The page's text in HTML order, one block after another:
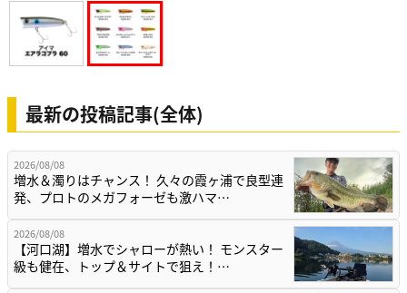
最新の投稿記事(全体)
2026/08/08
増水＆濁りはチャンス！ 久々の霞ヶ浦で良型連
発、プロトのメガフォーゼも激ハマ…
2026/08/08
【河口湖】増水でシャローが熱い！ モンスター
級も健在、トップ＆サイトで狙え！…